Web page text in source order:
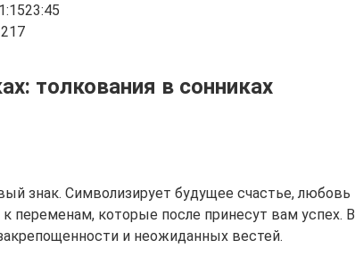
толкования в сонниках
знак. Символизирует будущее счастье, любовь
переменам, которые после принесут вам успех. В
и неожиданных вестей.